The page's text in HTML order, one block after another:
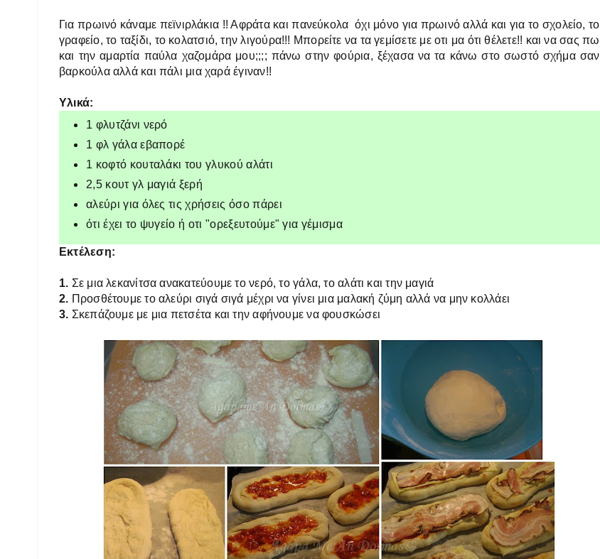
Για πρωινό κάναμε πεϊνιρλάκια !! Αφράτα και πανεύκολα όχι μόνο για πρωινό αλλά και για το σχολείο, το
γραφείο, το ταξίδι, το κολατσιό, την λιγούρα!!! Μπορείτε να τα γεμίσετε με οτι μα ότι θέλετε!! και να σας πω
και την αμαρτία παύλα χαζομάρα μου;;;; πάνω στην φούρια, ξέχασα να τα κάνω στο σωστό σχήμα σαν
βαρκούλα αλλά και πάλι μια χαρά έγιναν!!
Υλικά:
1 φλυτζάνι νερό
1 φλ γάλα εβαπορέ
1 κοφτό κουταλάκι του γλυκού αλάτι
2,5 κουτ γλ μαγιά ξερή
αλεύρι για όλες τις χρήσεις όσο πάρει
ότι έχει το ψυγείο ή οτι "ορεξευτούμε" για γέμισμα
Εκτέλεση:
1. Σε μια λεκανίτσα ανακατεύουμε το νερό, το γάλα, το αλάτι και την μαγιά
2. Προσθέτουμε το αλεύρι σιγά σιγά μέχρι να γίνει μια μαλακή ζύμη αλλά να μην κολλάει
3. Σκεπάζουμε με μια πετσέτα και την αφήνουμε να φουσκώσει